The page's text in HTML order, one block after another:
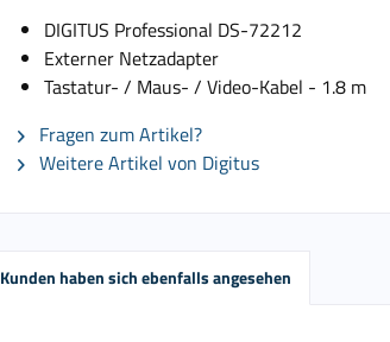
DIGITUS Professional DS-72212
Externer Netzadapter
Tastatur- / Maus- / Video-Kabel - 1.8 m
Fragen zum Artikel?
Weitere Artikel von Digitus
Kunden haben sich ebenfalls angesehen